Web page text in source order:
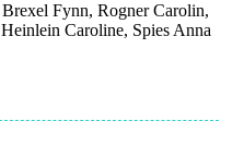
Brexel Fynn, Rogner Carolin,
Heinlein Caroline, Spies Anna